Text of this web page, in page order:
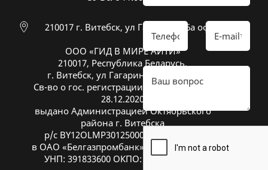
210017 г. Витебск, ул Гагарина 26а оф 20
ООО «ГИД В МИРЕ АЙТИ»
210017, Республика Беларусь,
г. Витебск, ул Гагарина 26А, оф. 20
Св-во о гос. регистрации № 391833600 от
28.12.2020
выдано Администрацией Октябрьского
района г. Витебска
р/с BY12OLMP30125000269700000933
в ОАО «Белгазпромбанк», код OLMPBY2X
УНП: 391833600 ОКПО: 504669272000